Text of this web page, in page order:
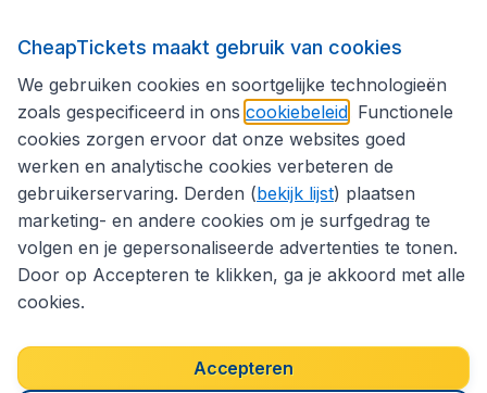
Volg CheapTickets.nl
Privacybeleid
CheapTickets maakt gebruik van cookies
We gebruiken cookies en soortgelijke technologieën
zoals gespecificeerd in ons cookiebeleid . Functionele
cookies zorgen ervoor dat onze websites goed
werken en analytische cookies verbeteren de
gebruikerservaring. Derden (bekijk lijst) plaatsen
marketing- en andere cookies om je surfgedrag te
volgen en je gepersonaliseerde advertenties te tonen.
Door op Accepteren te klikken, ga je akkoord met alle
cookies.
Accepteren